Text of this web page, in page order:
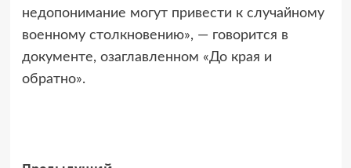
недопонимание могут привести к случайному
военному столкновению», — говорится в
документе, озаглавленном «До края и
обратно».